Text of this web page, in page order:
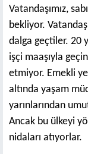
Vatandaşımız,
bekliyor.
dalga geçtiler. 20
işçi maaşıyla
etmiyor. Emekli
altında yaşam
yarınlarından
Ancak bu ülkeyi
nidaları atıyorlar.